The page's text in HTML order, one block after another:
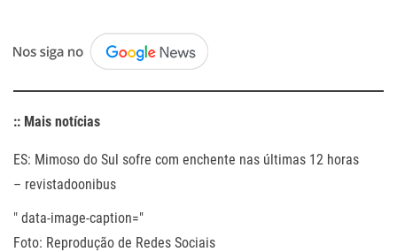
:: Mais notícias
ES: Mimoso do Sul sofre com enchente nas últimas 12 horas
– revistadoonibus
" data-image-caption="
Foto: Reprodução de Redes Sociais